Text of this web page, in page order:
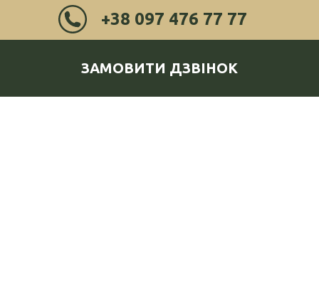
+38 097 476 77 77
ЗАМОВИТИ ДЗВІНОК